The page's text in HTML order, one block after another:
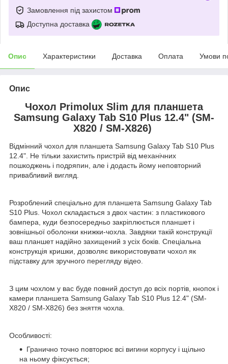
Замовлення під захистом
Доступна доставка
Опис Характеристики Доставка Оплата Умови
Опис
Чохол Primolux Slim для планшета
Samsung Galaxy Tab S10 Plus 12.4" (SM-
X820 / SM-X826)
Відмінний чохол для планшета Samsung Galaxy Tab S10 Plus
12.4". Не тільки захистить пристрій від механічних
пошкоджень і подряпин, але і додасть йому неповторний
привабливий вигляд.
Розроблений спеціально для планшета Samsung Galaxy Tab
S10 Plus. Чохол складається з двох частин: з пластикового
бампера, куди безпосередньо закріплюється планшет і
зовнішньої оболонки книжки-чохла. Завдяки такій конструкції
ваш планшет надійно захищений з усіх боків. Спеціальна
конструкція кришки, дозволяє використовувати чохол як
підставку для зручного перегляду відео.
З цим чохлом у вас буде повний доступ до всіх портів, кнопок і
камери планшета Samsung Galaxy Tab S10 Plus 12.4" (SM-
X820 / SM-X826) без зняття чохла.
Особливості:
Гранично точно повторює всі вигини корпусу і щільно
на ньому фіксується;